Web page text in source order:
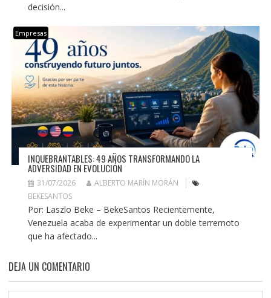
decisión...
Empresas
INQUEBRANTABLES: 49 AÑOS TRANSFORMANDO LA
ADVERSIDAD EN EVOLUCIÓN
31/07/2026
ALBERTO MARÍN MORÁN
BEKESANTOS
Por: Laszlo Beke – BekeSantos Recientemente,
Venezuela acaba de experimentar un doble terremoto
que ha afectado...
DEJA UN COMENTARIO